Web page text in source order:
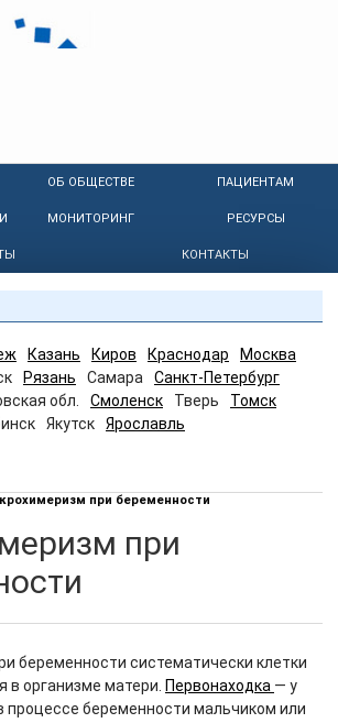
ОБ ОБЩЕСТВЕ ПАЦИЕНТАМ
МОНИТОРИНГ РЕСУРСЫ
КОНТАКТЫ
Казань Киров Краснодар
Москва
Рязань Самара
Санкт-Петербург
обл. Смоленск Тверь
Томск
Якутск Ярославль
при беременности
при
беременности систематически клетки
в организме матери. Первонаходка — у
беременности мальчиком или